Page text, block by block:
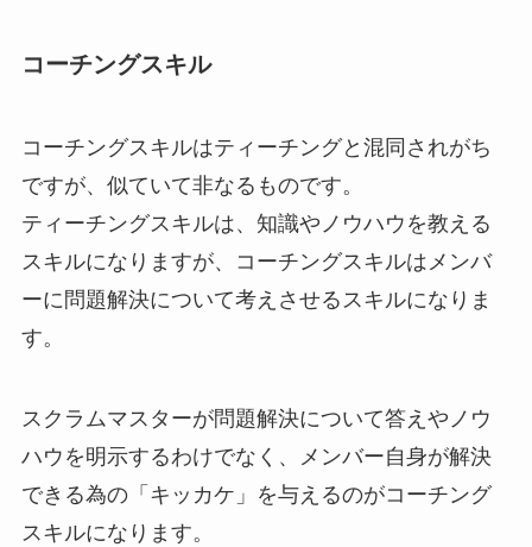
コーチングスキル
コーチングスキルはティーチングと混同されがち
ですが、似ていて非なるものです。
ティーチングスキルは、知識やノウハウを教える
スキルになりますが、コーチングスキルはメンバ
ーに問題解決について考えさせるスキルになりま
す。
スクラムマスターが問題解決について答えやノウ
ハウを明示するわけでなく、メンバー自身が解決
できる為の「キッカケ」を与えるのがコーチング
スキルになります。